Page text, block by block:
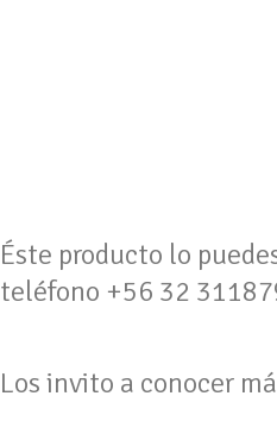
Éste producto lo
teléfono +56 32
Los invito a conocer